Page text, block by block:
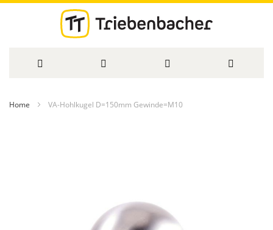
Home VA-Hohlkugel D=150mm Gewinde=M10